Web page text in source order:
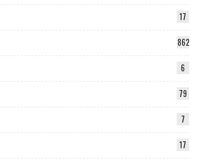
17
862
6
79
7
17